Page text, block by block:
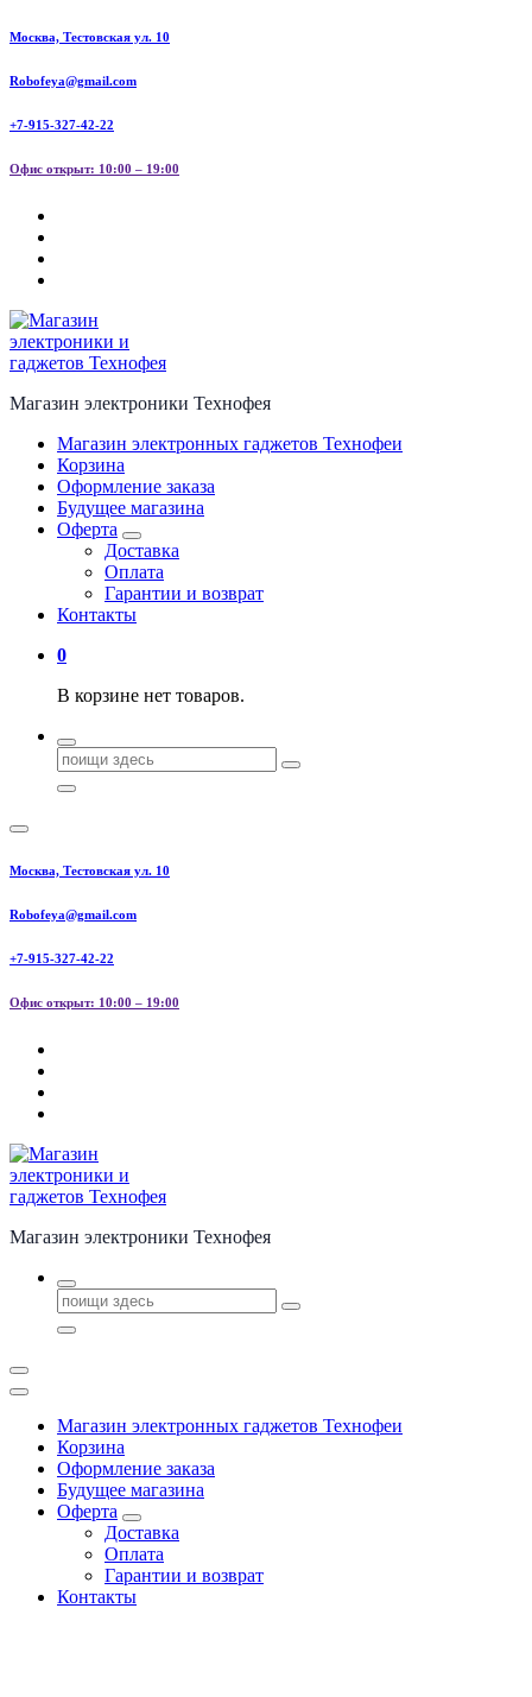
Перейти
содержанию
Москва, Тестовская ул. 10
Robofeya@gmail.com
+7-915-327-42-22
Офис открыт: 10:00 – 19:00
Магазин электроники Технофея
Магазин электронных гаджетов Технофеи
Корзина
Оформление заказа
Будущее магазина
Оферта
Доставка
Оплата
Гарантии и возврат
Контакты
0
В корзине нет товаров.
Поиск
для:
Москва, Тестовская ул. 10
Robofeya@gmail.com
+7-915-327-42-22
Офис открыт: 10:00 – 19:00
Магазин электроники Технофея
Поиск
для:
Магазин электронных гаджетов Технофеи
Корзина
Оформление заказа
Будущее магазина
Оферта
Доставка
Оплата
Гарантии и возврат
Контакты